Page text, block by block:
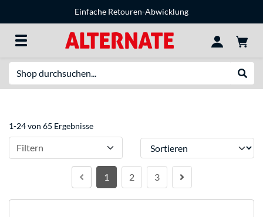
Einfache Retouren-Abwicklung
1-24 von 65 Ergebnisse
Filtern Sortieren
1 2 3